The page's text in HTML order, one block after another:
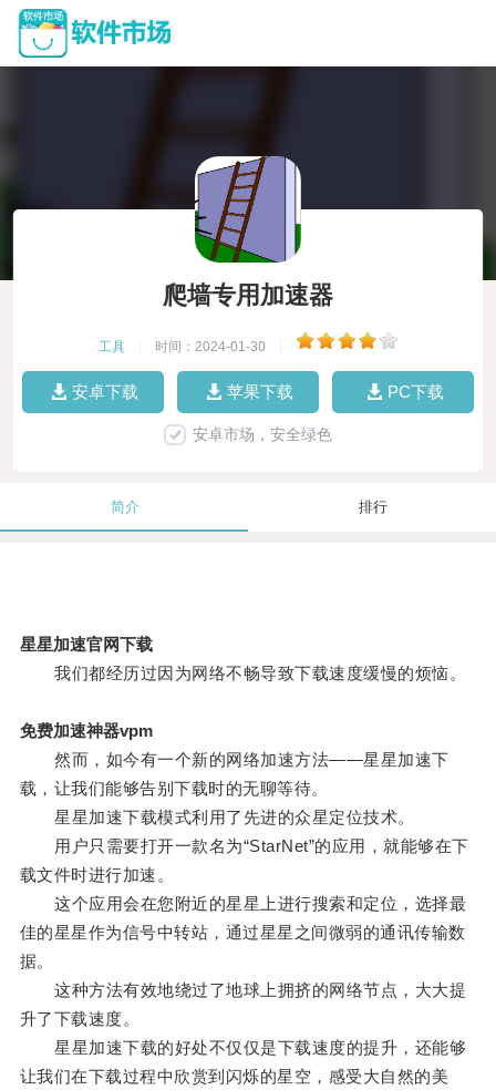
爬墙专用加速器
工具 时间：2024-01-30
安卓下载 苹果下载 PC下载
安卓市场，安全绿色
简介 排行
星星加速官网下载
我们都经历过因为网络不畅导致下载速度缓慢的烦恼。
免费加速神器vpm
然而，如今有一个新的网络加速方法——星星加速下
载，让我们能够告别下载时的无聊等待。
星星加速下载模式利用了先进的众星定位技术。
用户只需要打开一款名为“StarNet”的应用，就能够在下
载文件时进行加速。
这个应用会在您附近的星星上进行搜索和定位，选择最
佳的星星作为信号中转站，通过星星之间微弱的通讯传输数
据。
这种方法有效地绕过了地球上拥挤的网络节点，大大提
升了下载速度。
星星加速下载的好处不仅仅是下载速度的提升，还能够
让我们在下载过程中欣赏到闪烁的星空，感受大自然的美